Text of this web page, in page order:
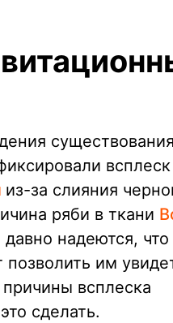
существования
всплеск
из-за слияния
ряби в ткани
надеются,
им
всплеска
сделать.